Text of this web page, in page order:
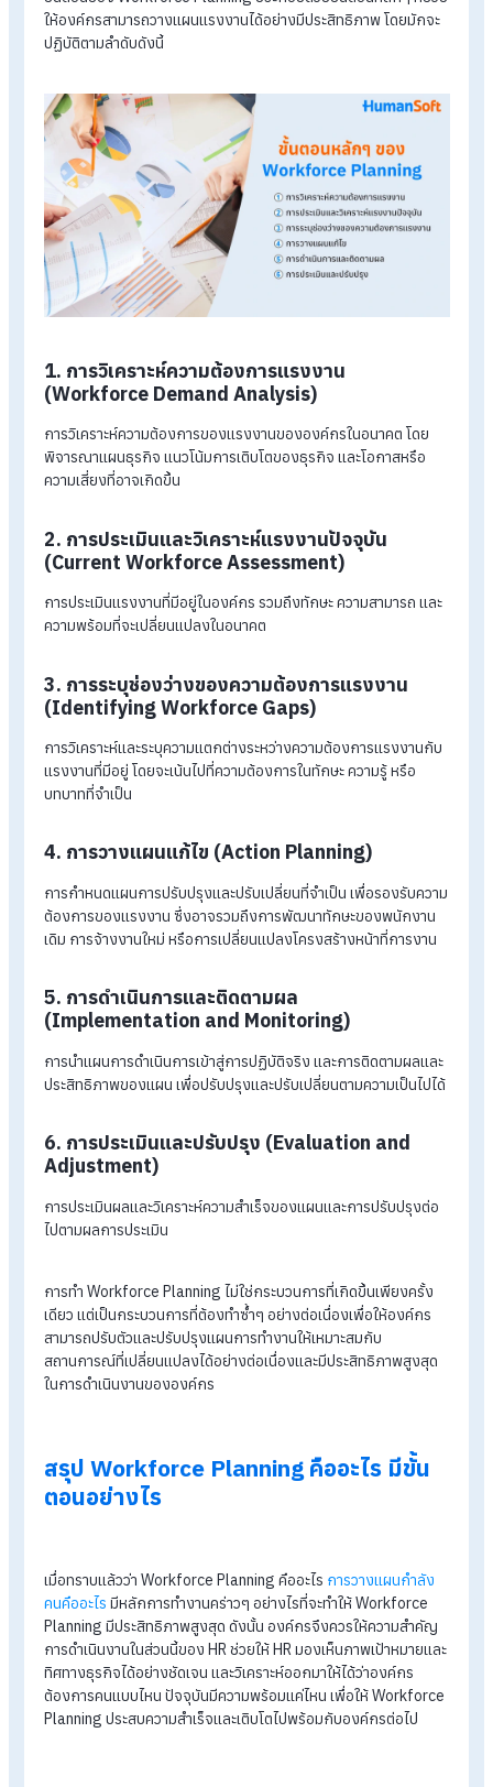
โปรแกรมคำนวณเงินเดือนอัตโนมัติ
ระบบลงเวลาทำงานออนไลน์
ราคาโปรแกรมเงินเดือน เริ่มต้น 590 บาท/เดือน
ทดลองใช้งานฟรี 30 วัน
ขั้นตอนหลักๆ ของ Workforce
ขั้นตอนของ Workforce Planning ประกอบด้วยขั้นตอนหลักๆ ที่
ให้องค์กรสามารถวางแผนแรงงานได้อย่างมีประสิทธิภาพ โดยมัก
ปฏิบัติตามลำดับดังนี้
1. การวิเคราะห์ความต้องการแรงงาน
พิจารณาแผนธุรกิจ แนวโน้มการเติบโตของธุรกิจ และโอกาสหรือ
ความเสี่ยงที่อาจเกิดขึ้น
2. การประเมินและวิเคราะห์แรงงานปัจจุบัน
(Current Workforce Assessment)
การประเมินแรงงานที่มีอยู่ในองค์กร รวมถึงทักษะ ความสามารถ แ
ความพร้อมที่จะเปลี่ยนแปลงในอนาคต
3. การระบุช่องว่างของความต้องการแรงงาน
(Identifying Workforce Gaps)
การวิเคราะห์และระบุความแตกต่างระหว่างความต้องการแรงงาน
บทบาทที่จำเป็น
4. การวางแผนแก้ไข (Action Planning)
เดิม การจ้างงานใหม่ หรือการเปลี่ยนแปลงโครงสร้างหน้าที่การง
การนำแผนการดำเนินการเข้าสู่การปฏิบัติจริง และการติดตามผลแ
ประสิทธิภาพของแผน เพื่อปรับปรุงและปรับเปลี่ยนตามความเป็นไ
6. การประเมินและปรับปรุง (Evaluation and
Adjustment)